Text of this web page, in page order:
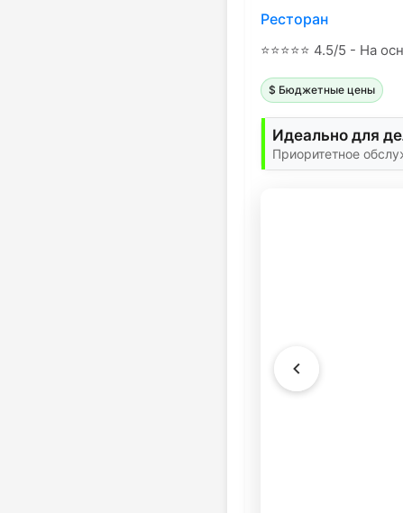
Ресторан
⭐⭐⭐⭐⭐ 4.5/5 - На
$ Бюджетные цены
Идеально для
Приоритетное